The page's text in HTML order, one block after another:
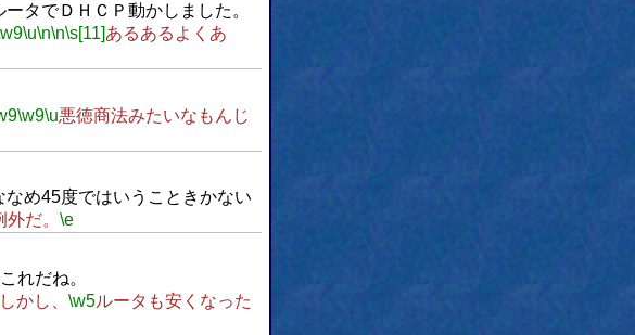
ータでＤＨＣＰ動かしました。
\u\n\n\s[11] あるあるよくあ
\w9\u悪徳商法みたいなもんじ
なめ45度ではいうこときかない
だ。 \e
れだね。
しかし、 \w5ルータも安くなった